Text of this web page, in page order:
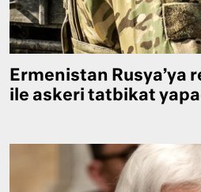
Ermenistan Rusya’ya
ile askeri tatbikat